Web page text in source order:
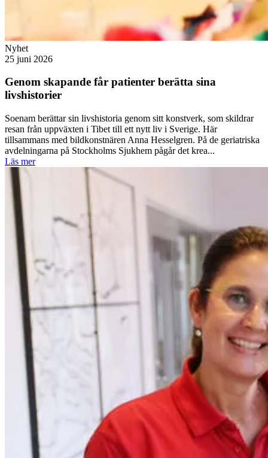
Nyhet
25 juni 2026
Genom skapande får patienter berätta sina
livshistorier
Soenam berättar sin livshistoria genom sitt konstverk, som skildrar
resan från uppväxten i Tibet till ett nytt liv i Sverige. Här
tillsammans med bildkonstnären Anna Hesselgren. På de geriatriska
avdelningarna på Stockholms Sjukhem pågår det krea...
Läs mer